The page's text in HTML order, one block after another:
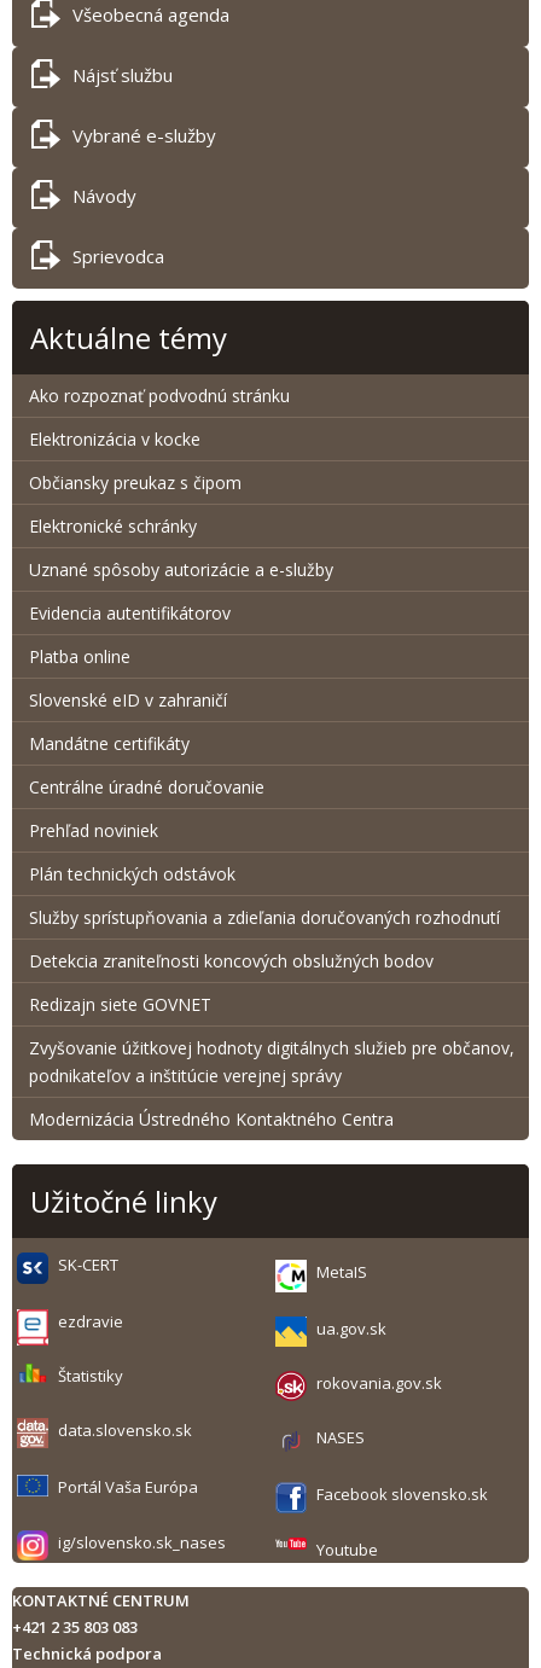
Všeobecná agenda
Nájsť službu
Vybrané e-služby
Návody
Sprievodca
Aktuálne témy
Ako rozpoznať podvodnú stránku
Elektronizácia v kocke
Občiansky preukaz s čipom
Elektronické schránky
Uznané spôsoby autorizácie a e-služby
Evidencia autentifikátorov
Platba online
Slovenské eID v zahraničí
Mandátne certifikáty
Centrálne úradné doručovanie
Prehľad noviniek
Plán technických odstávok
Služby sprístupňovania a zdieľania doručovaných rozhodnutí
Detekcia zraniteľnosti koncových obslužných bodov
Redizajn siete GOVNET
Zvyšovanie úžitkovej hodnoty digitálnych služieb pre občanov,
podnikateľov a inštitúcie verejnej správy
Modernizácia Ústredného Kontaktného Centra
Užitočné linky
SK-CERT MetaIS
ezdravie ua.gov.sk
Štatistiky rokovania.gov.sk
data.slovensko.sk NASES
Portál Vaša Európa Facebook slovensko.sk
ig/slovensko.sk_nases Youtube
KONTAKTNÉ CENTRUM
+421 2 35 803 083
Technická podpora